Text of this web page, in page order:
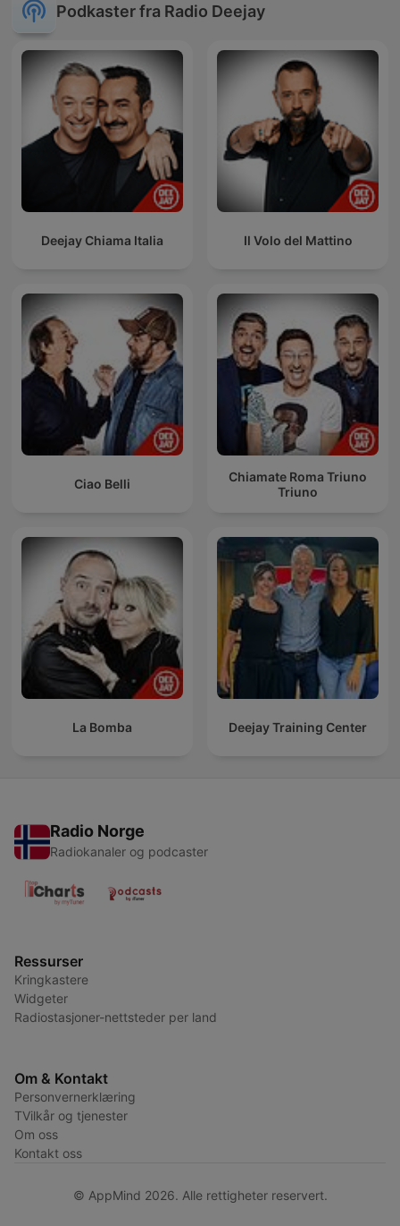
Podkaster fra Radio Deejay
Deejay Chiama Italia Il Volo del Mattino
Ciao Belli
Chiamate Roma Triuno
Triuno
La Bomba Deejay Training Center
Radio Norge
Radiokanaler og podcaster
Ressurser
Kringkastere
Widgeter
Radiostasjoner-nettsteder per land
Om & Kontakt
Personvernerklæring
TVilkår og tjenester
Om oss
Kontakt oss
© AppMind 2026. Alle rettigheter reservert.